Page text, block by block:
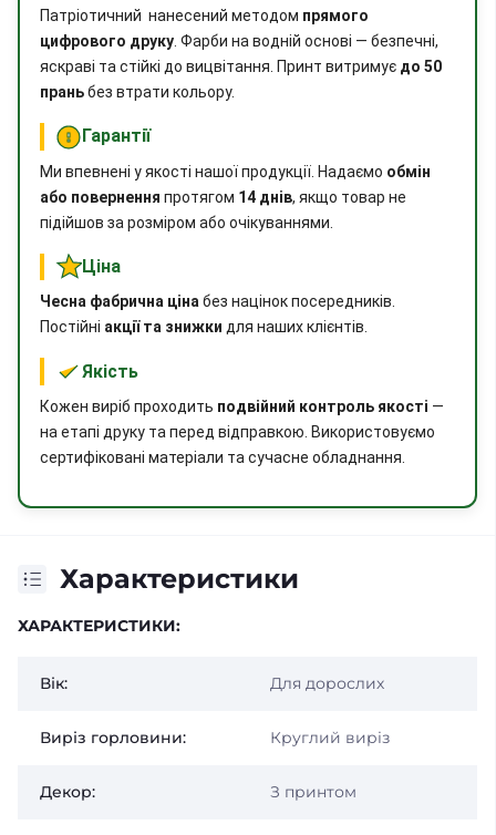
Патріотичний нанесений методом прямого
цифрового друку . Фарби на водній основі — безпечні,
яскраві та стійкі до вицвітання. Принт витримує до 50
праньбез втрати кольору.
Гарантії
Ми впевнені у якості нашої продукції. Надаємо обмін
або повернення протягом 14 днів, якщо товар не
підійшов за розміром або очікуваннями.
Ціна
Чесна фабрична цінабез націнок посередників.
Постійні акції та знижки для наших клієнтів.
Якість
Кожен виріб проходить подвійний контроль якості —
на етапі друку та перед відправкою. Використовуємо
сертифіковані матеріали та сучасне обладнання.
Характеристики
ХАРАКТЕРИСТИКИ:
Вік: Для дорослих
Виріз горловини: Круглий виріз
Декор: З принтом